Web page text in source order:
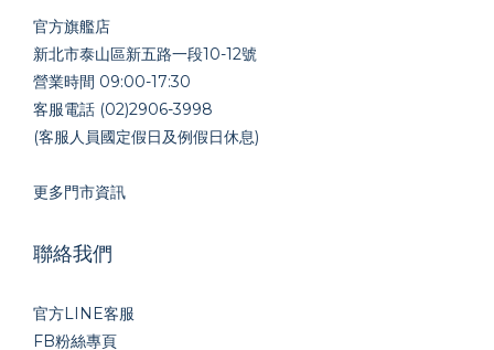
官方旗艦店
新北市泰山區新五路一段10-12號
營業時間 09:00-17:30
客服電話 (02)2906-3998
(客服人員國定假日及例假日休息)
更多門市資訊
聯絡我們
官方LINE客服
FB粉絲專頁